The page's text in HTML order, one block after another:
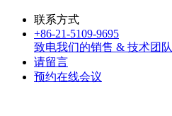
联系方式
+86-21-5109-9695
致电我们的销售 & 技术团队
请留言
预约在线会议